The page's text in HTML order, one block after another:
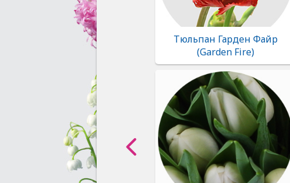
Тюльпан Гарден Файр
(Garden Fire)